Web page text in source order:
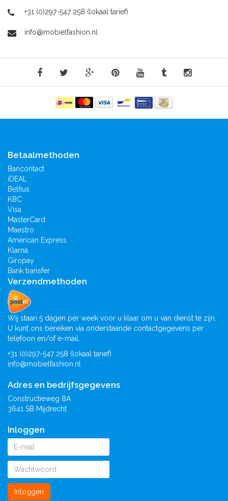
+31 (0)297-547 258 (lokaal tarief)
info@mobielfashion.nl
Betaalmethoden
Bancontact
iDEAL
Belfius
KBC
Visa
MasterCard
Maestro
American Express
Klarna.
Giropay
Bank transfer
Verzendmethoden
Wij staan 5 dagen per week voor u klaar om u van dienst te zijn.
U kunt ons bereiken via onderstaande contactgegevens per
telefoon en/of e-mail.
+31 (0)297-547 258 (lokaal tarief)
info@mobielfashion.nl
Adres en bedrijfsgegevens
Constructieweg 8A
3641 SB Mijdrecht
Inloggen
Inloggen